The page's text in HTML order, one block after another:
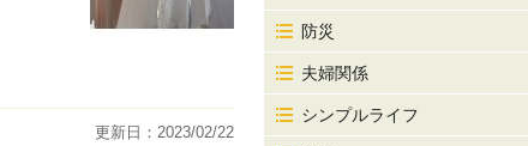
更新日：2023/02/22
防災
夫婦関係
シンプルライフ